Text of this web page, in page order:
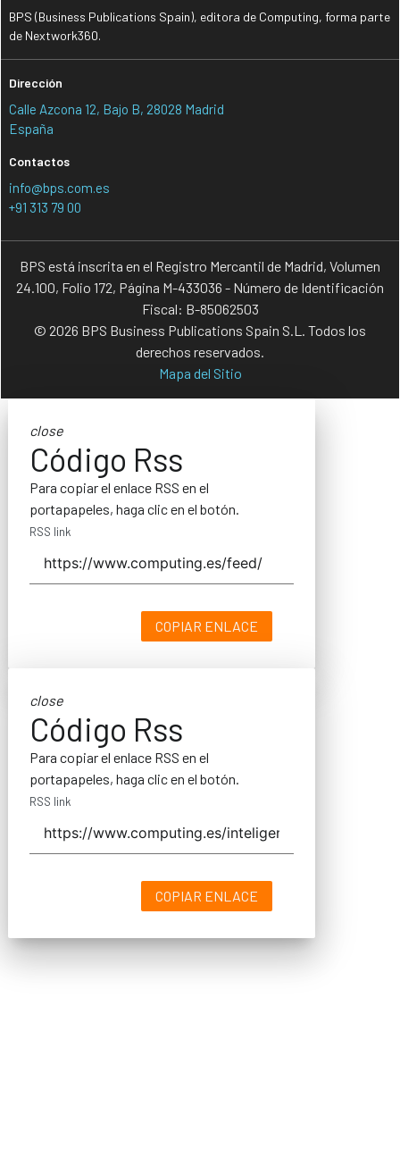
BPS (Business Publications Spain), editora de Computing, forma parte
de Nextwork360.
Dirección
Calle Azcona 12, Bajo B, 28028 Madrid
España
Contactos
info@bps.com.es
+91 313 79 00
BPS está inscrita en el Registro Mercantil de Madrid, Volumen
24.100, Folio 172, Página M-433036 - Número de Identificación
Fiscal: B-85062503
© 2026 BPS Business Publications Spain S.L. Todos los
derechos reservados.
Mapa del Sitio
close
Código Rss
Para copiar el enlace RSS en el
portapapeles, haga clic en el botón.
RSS link
COPIAR ENLACE
close
Código Rss
Para copiar el enlace RSS en el
portapapeles, haga clic en el botón.
RSS link
COPIAR ENLACE